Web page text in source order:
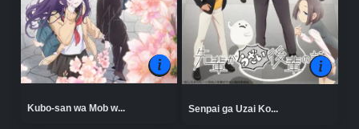
Kubo-san wa Mob w... Senpai ga Uzai Ko...